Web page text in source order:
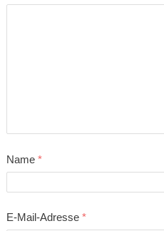
Name *
E-Mail-Adresse *